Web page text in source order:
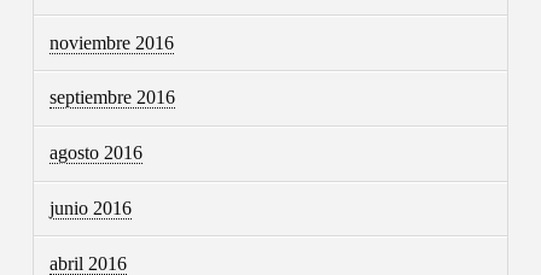
noviembre 2016
septiembre 2016
agosto 2016
junio 2016
abril 2016